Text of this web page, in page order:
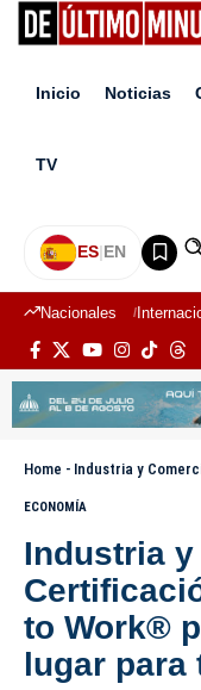
Inicio Noticias
TV
ES|EN
Nacionales
Home - Industria y Comercio logra
ECONOMÍA
Industria
to Work®
lugar para